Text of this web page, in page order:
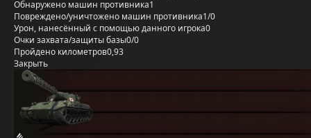
Обнаружено машин противника1
Повреждено/уничтожено машин противника1/0
Урон, нанесённый с помощью данного игрока0
Очки захвата/защиты базы0/0
Пройдено километров0,93
Закрыть